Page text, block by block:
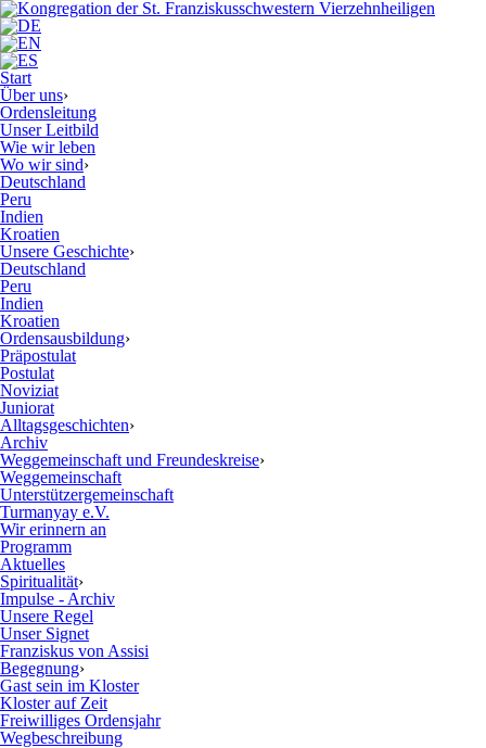
Start
Über uns›
Ordensleitung
Unser Leitbild
Wie wir leben
Wo wir sind›
Deutschland
Peru
Indien
Kroatien
Unsere Geschichte›
Deutschland
Peru
Indien
Kroatien
Ordensausbildung›
Präpostulat
Postulat
Noviziat
Juniorat
Alltagsgeschichten›
Archiv
Weggemeinschaft und Freundeskreise›
Weggemeinschaft
Unterstützergemeinschaft
Turmanyay e.V.
Wir erinnern an
Programm
Aktuelles
Spiritualität›
Impulse - Archiv
Unsere Regel
Unser Signet
Franziskus von Assisi
Begegnung›
Gast sein im Kloster
Kloster auf Zeit
Freiwilliges Ordensjahr
Wegbeschreibung